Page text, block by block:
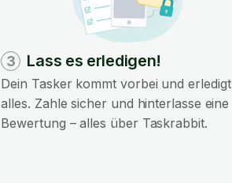
3 Lass es erledigen!
Dein Tasker kommt vorbei und erledigt
alles. Zahle sicher und hinterlasse eine
Bewertung – alles über Taskrabbit.